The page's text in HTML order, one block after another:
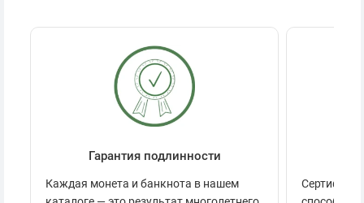
Гарантия подлинности
Каждая монета и банкнота в нашем